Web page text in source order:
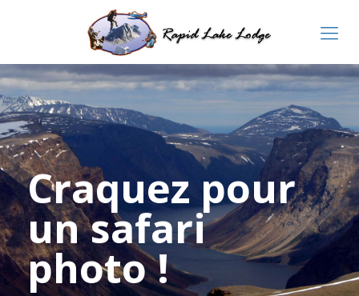
Craquez pour
un safari
photo !